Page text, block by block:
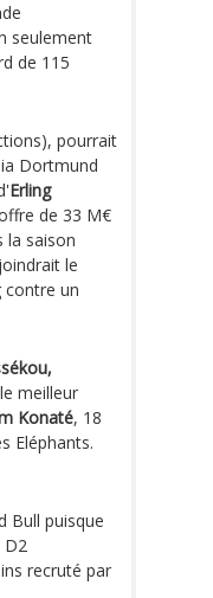
seulement
de 115
pourrait
Dortmund
Erling
de 33 M€
la saison
le
contre un
meilleur
Konaté, 18
Eléphants.
Bull puisque
D2
recruté par